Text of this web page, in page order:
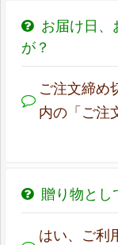
お届け日、
が？
ご注文締め
内の「ご注
贈り物とし
はい、ご利